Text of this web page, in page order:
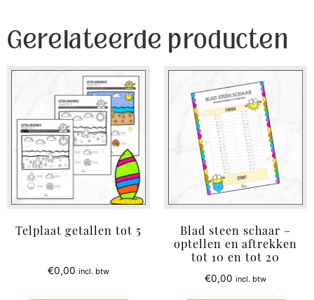
Gerelateerde producten
Telplaat getallen tot 5
€0,00 incl. btw
Blad steen schaar –
optellen en aftrekken
tot 10 en tot 20
€0,00 incl. btw